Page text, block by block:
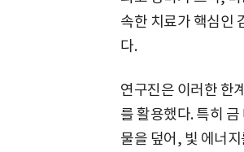
속한 치료가 핵심인
다.
연구진은 이러한 한
를 활용했다. 특히
물을 덮어, 빛 에너